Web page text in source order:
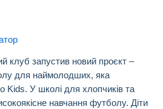
клуб запустив новий проєкт –
для наймолодших, яка
Kids. У школі для хлопчиків та
навчання футболу. Діти